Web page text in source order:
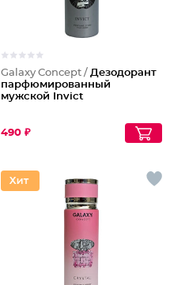
Galaxy Concept / Дезодорант
парфюмированный
мужской Invict
490 ₽